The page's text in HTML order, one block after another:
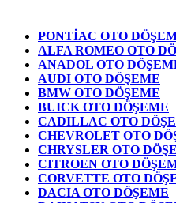
PONTİAC OTO
ALFA ROMEO OTO
ANADOL OTO
AUDI OTO DÖŞEME
BMW OTO DÖŞEME
BUICK OTO DÖŞEME
CADILLAC OTO
CHEVROLET OTO
CHRYSLER OTO
CITROEN OTO
CORVETTE OTO
DACIA OTO DÖŞEME